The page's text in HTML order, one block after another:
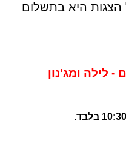
הצגות היא בתשלום
- לילה ומג'נון